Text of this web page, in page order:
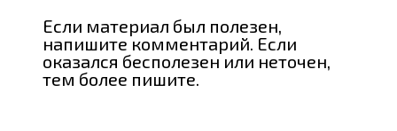
Если материал был полезен,
напишите комментарий. Если
оказался бесполезен или неточен,
тем более пишите.